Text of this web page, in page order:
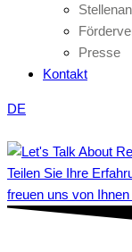
Presse
Kontakt
DE
Teilen Sie Ihre
freuen uns von